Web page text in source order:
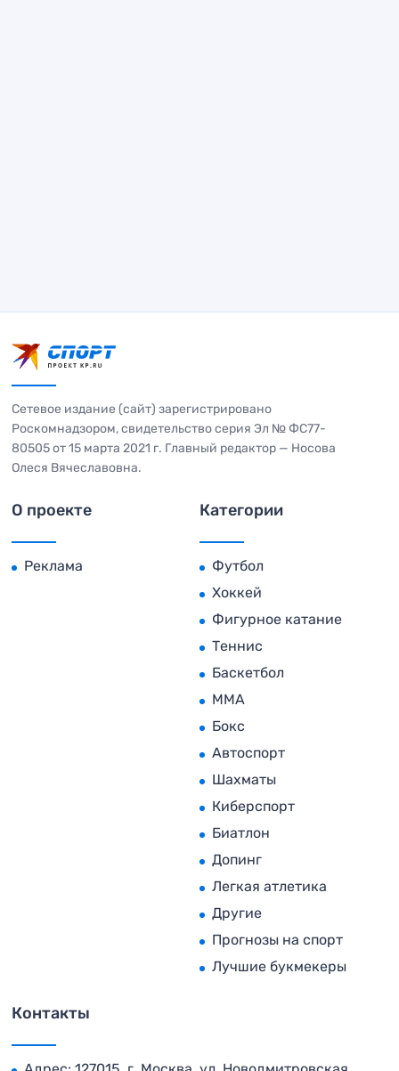
Сетевое издание (сайт) зарегистрировано
Роскомнадзором, свидетельство серия Эл № ФС77-
80505 от 15 марта 2021 г. Главный редактор — Носова
Олеся Вячеславовна.
О проекте
Реклама
Категории
Футбол
Хоккей
Фигурное катание
Теннис
Баскетбол
MMA
Бокс
Автоспорт
Шахматы
Киберспорт
Биатлон
Допинг
Легкая атлетика
Другие
Прогнозы на спорт
Лучшие букмекеры
Контакты